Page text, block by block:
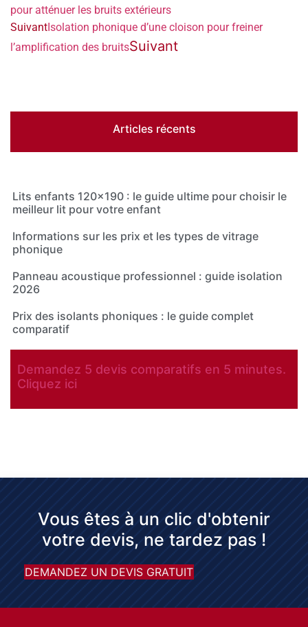
pour atténuer les bruits extérieurs
SuivantIsolation phonique d’une cloison pour freiner
l’amplification des bruitsSuivant
Articles récents
Lits enfants 120×190 : le guide ultime pour choisir le
meilleur lit pour votre enfant
Informations sur les prix et les types de vitrage
phonique
Panneau acoustique professionnel : guide isolation
2026
Prix des isolants phoniques : le guide complet
comparatif
Demandez 5 devis comparatifs en 5 minutes.
Cliquez ici
Vous êtes à un clic d'obtenir
votre devis, ne tardez pas !
DEMANDEZ UN DEVIS GRATUIT